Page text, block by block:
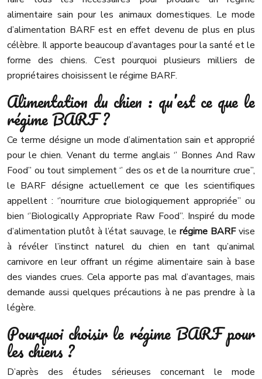
alimentaire sain pour les animaux domestiques. Le mode
d’alimentation BARF est en effet devenu de plus en plus
célèbre. Il apporte beaucoup d’avantages pour la santé et le
forme des chiens. C’est pourquoi plusieurs milliers de
propriétaires choisissent le régime BARF.
Alimentation du chien : qu’est ce que le
régime BARF ?
Ce terme désigne un mode d’alimentation sain et approprié
pour le chien. Venant du terme anglais ‘’ Bonnes And Raw
Food’’ ou tout simplement ‘’ des os et de la nourriture crue’’,
le BARF désigne actuellement ce que les scientifiques
appellent : ‘’nourriture crue biologiquement appropriée’’ ou
bien ‘’Biologically Appropriate Raw Food’’. Inspiré du mode
d’alimentation plutôt à l’état sauvage, le régime BARFvise
à révéler l’instinct naturel du chien en tant qu’animal
carnivore en leur offrant un régime alimentaire sain à base
des viandes crues. Cela apporte pas mal d’avantages, mais
demande aussi quelques précautions à ne pas prendre à la
légère.
Pourquoi choisir le régime BARF pour
les chiens ?
D’après des études sérieuses concernant le mode